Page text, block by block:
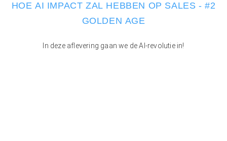
HOE AI IMPACT ZAL HEBBEN OP SALES - #2
GOLDEN AGE
In deze aflevering gaan we de AI-revolutie in!